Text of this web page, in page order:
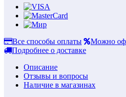
Все способы оплаты
Можно
Подробнее о доставке
Описание
Отзывы и вопросы
Наличие в магазинах